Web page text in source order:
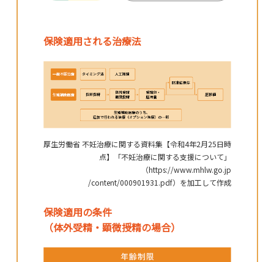
保険適用される治療法
厚生労働省 不妊治療に関する資料集【令和4年2月25日時
点】「不妊治療に関する支援について」
（https://www.mhlw.go.jp
/content/000901931.pdf）を加工して作成
保険適用の条件
（体外受精・顕微授精の場合）